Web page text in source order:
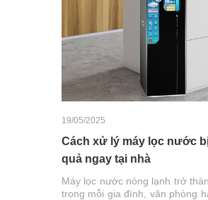
19/05/2025
Cách xử lý máy lọc nước
quả ngay tại nhà
Máy lọc nước nóng lạnh trở
trong mỗi gia đình, văn phòng